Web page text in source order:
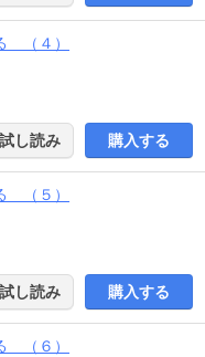
（４）
し読み 購入する
（５）
し読み 購入する
（６）